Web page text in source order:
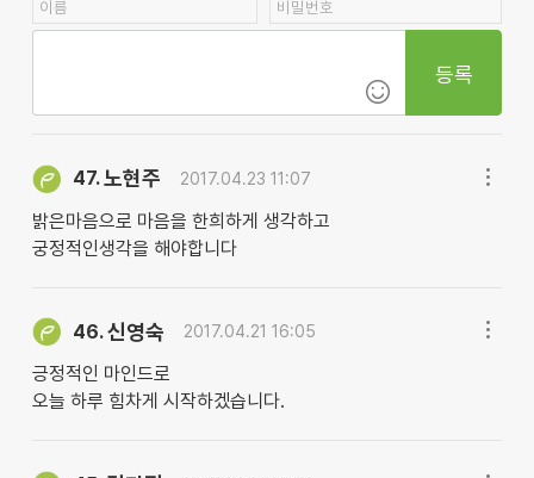
등록
47.노현주 2017.04.23 11:07
밝은마음으로 마음을 한희하게 생각하고
궁정적인생각을 해야합니다
46.신영숙 2017.04.21 16:05
긍정적인 마인드로
오늘 하루 힘차게 시작하겠습니다.